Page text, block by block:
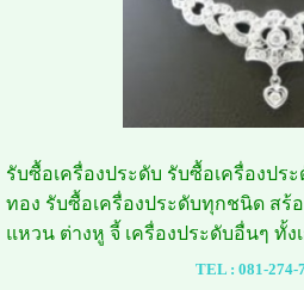
รับซื้อเครื่องประดับ รับซื้อเครื่องปร
ทอง รับซื้อเครื่องประดับทุกชนิด สร้
แหวน ต่างหู จี้ เครื่องประดับอื่นๆ ทั้ง
TEL : 081-274-